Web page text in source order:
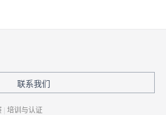
联系我们
| 培训与认证